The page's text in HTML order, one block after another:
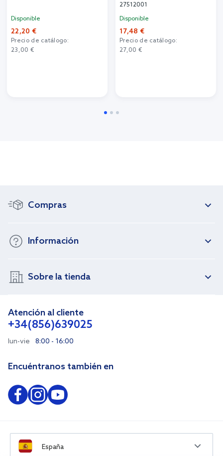
Disponible
22,20 €
Precio de catálogo:
23,00 €
27512001
Disponible
17,48 €
Precio de catálogo:
27,00 €
Compras
Información
Sobre la tienda
Atención al cliente
+34(856)639025
lun-vie 8:00 - 16:00
Encuéntranos también en
España